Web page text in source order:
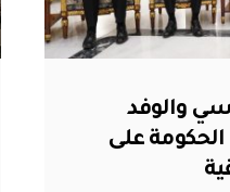
والوفد
على